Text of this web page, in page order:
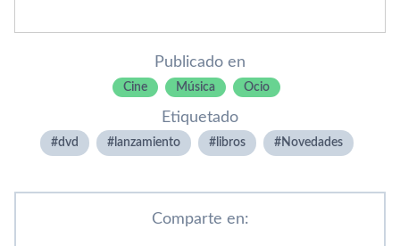
Publicado en
Cine Música Ocio
Etiquetado
dvd lanzamiento libros Novedades
Comparte en: